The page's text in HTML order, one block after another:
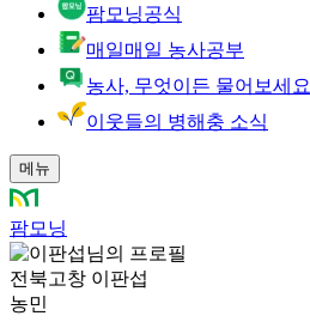
팜모닝공식
매일매일 농사공부
농사, 무엇이든 물어보세요
이웃들의 병해충 소식
메뉴
팜모닝
전북고창 이판섭
농민